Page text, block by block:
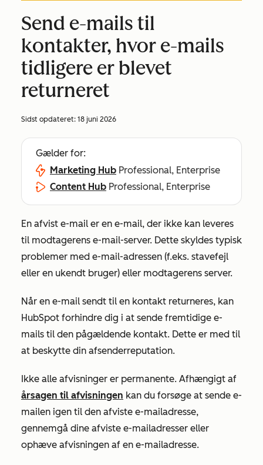
Send e-mails til
kontakter, hvor e-mails
tidligere er blevet
returneret
Sidst opdateret: 18 juni 2026
Gælder for:
Marketing Hub Professional, Enterprise
Content Hub Professional, Enterprise
En afvist e-mail er en e-mail, der ikke kan leveres
til modtagerens e-mail-server. Dette skyldes typisk
problemer med e-mail-adressen (f.eks. stavefejl
eller en ukendt bruger) eller modtagerens server.
Når en e-mail sendt til en kontakt returneres, kan
HubSpot forhindre dig i at sende fremtidige e-
mails til den pågældende kontakt. Dette er med til
at beskytte din afsenderreputation.
Ikke alle afvisninger er permanente. Afhængigt af
årsagen til afvisningen kan du forsøge at sende e-
mailen igen til den afviste e-mailadresse,
gennemgå dine afviste e-mailadresser eller
ophæve afvisningen af en e-mailadresse.